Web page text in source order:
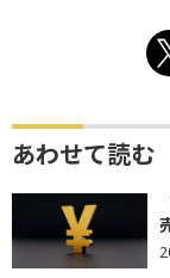
あわせて読む